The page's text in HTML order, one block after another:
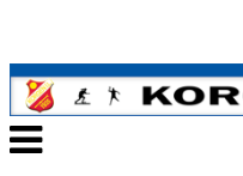
Veksle
navigasjon